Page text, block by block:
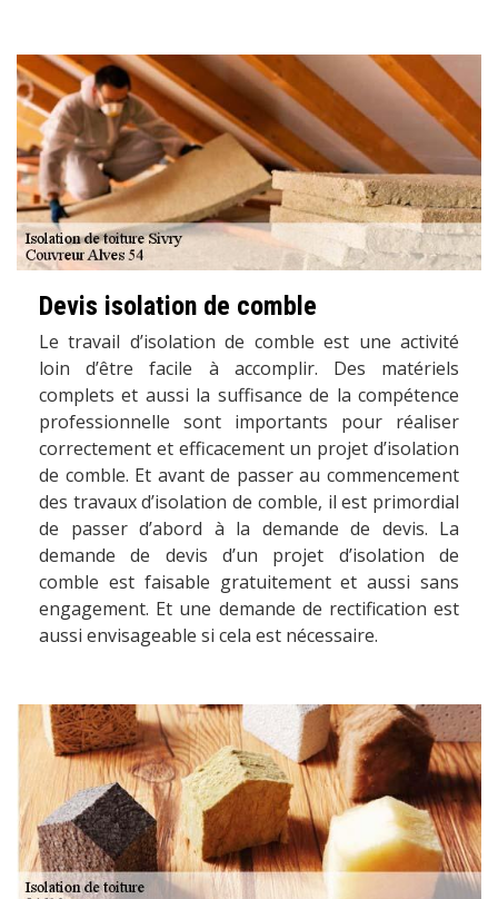
Devis isolation de comble
Le travail d’isolation de comble est une activité
loin d’être facile à accomplir. Des matériels
complets et aussi la suffisance de la compétence
professionnelle sont importants pour réaliser
correctement et efficacement un projet d’isolation
de comble. Et avant de passer au commencement
des travaux d’isolation de comble, il est primordial
de passer d’abord à la demande de devis. La
demande de devis d’un projet d’isolation de
comble est faisable gratuitement et aussi sans
engagement. Et une demande de rectification est
aussi envisageable si cela est nécessaire.